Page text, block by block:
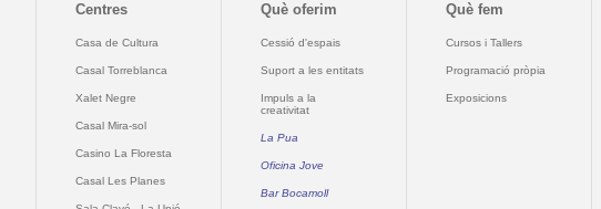
Centres
Casa de Cultura
Casal Torreblanca
Xalet Negre
Casal Mira-sol
Casino La Floresta
Casal Les Planes
Què oferim
Cessió d'espais
Suport a les entitats
Impuls a la
creativitat
La Pua
Oficina Jove
Bar Bocamoll
Què fem
Cursos i Tallers
Programació pròpia
Exposicions